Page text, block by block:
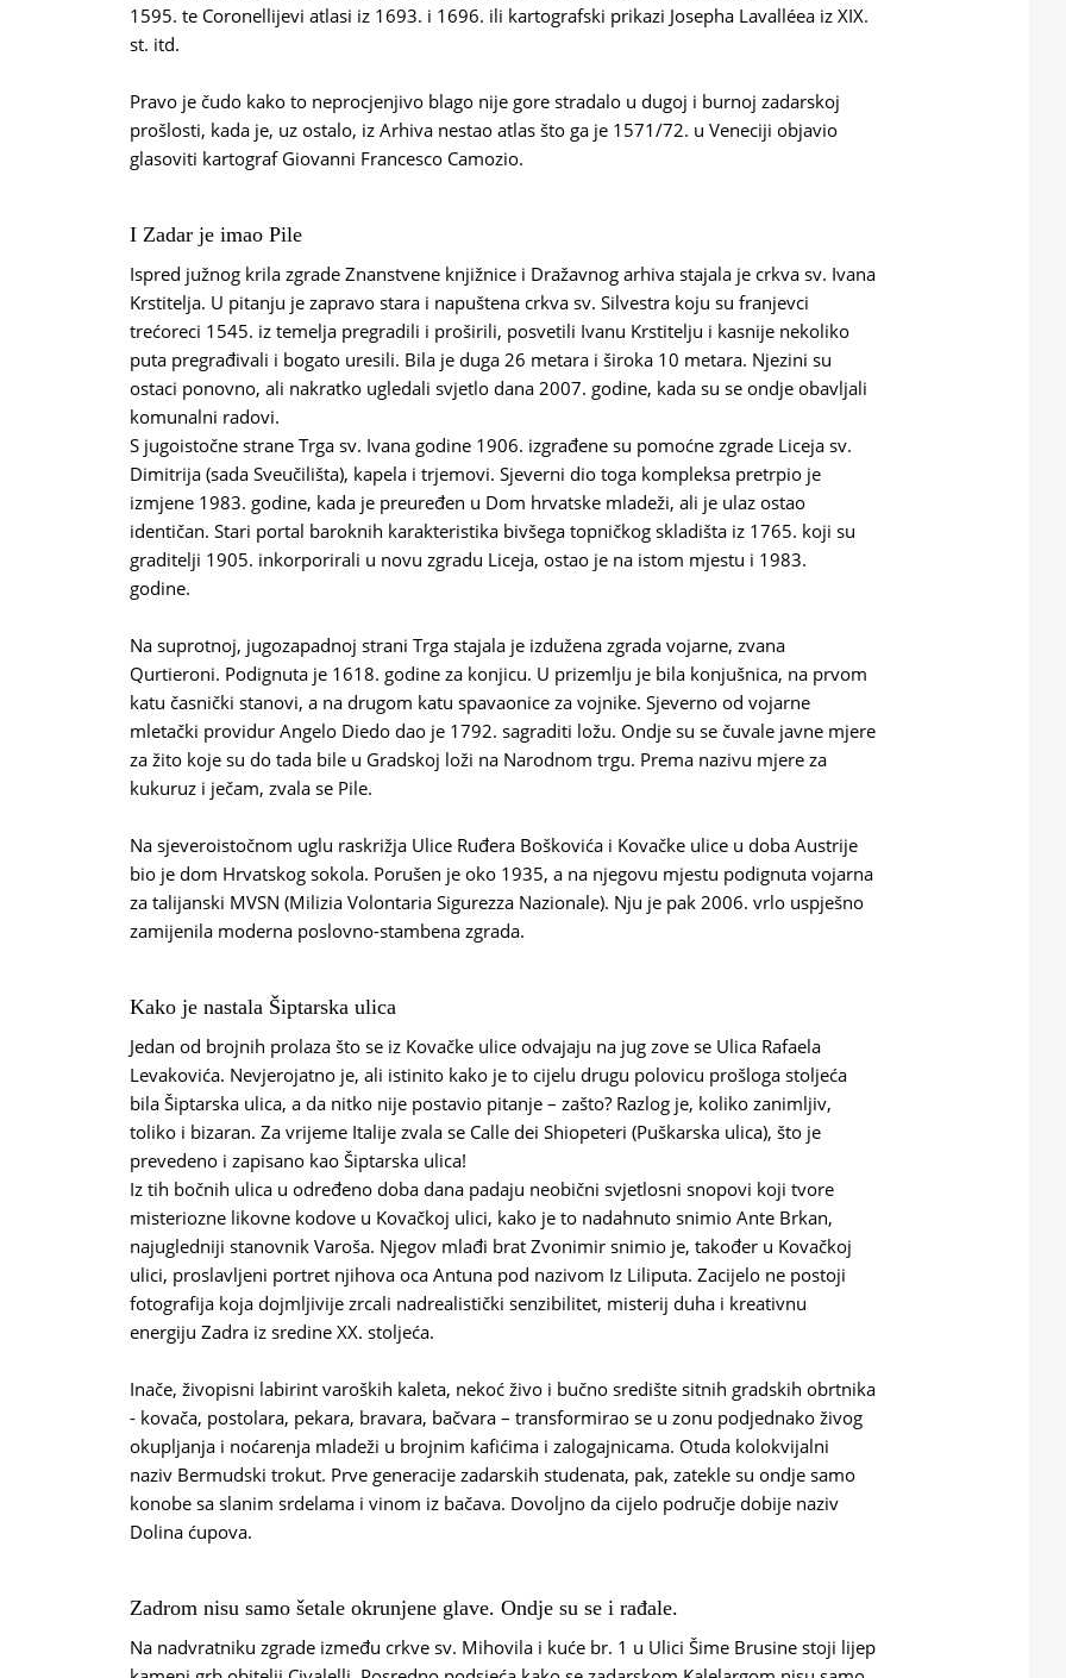
1595. te Coronellijevi atlasi iz 1693. i 1696. ili kartografski prikazi Josepha Lavalléea iz XIX.
st. itd.
Pravo je čudo kako to neprocjenjivo blago nije gore stradalo u dugoj i burnoj zadarskoj
prošlosti, kada je, uz ostalo, iz Arhiva nestao atlas što ga je 1571/72. u Veneciji objavio
glasoviti kartograf Giovanni Francesco Camozio.
I Zadar je imao Pile
Ispred južnog krila zgrade Znanstvene knjižnice i Dražavnog arhiva stajala je crkva sv. Ivana
Krstitelja. U pitanju je zapravo stara i napuštena crkva sv. Silvestra koju su franjevci
trećoreci 1545. iz temelja pregradili i proširili, posvetili Ivanu Krstitelju i kasnije nekoliko
puta pregrađivali i bogato uresili. Bila je duga 26 metara i široka 10 metara. Njezini su
ostaci ponovno, ali nakratko ugledali svjetlo dana 2007. godine, kada su se ondje obavljali
komunalni radovi.
S jugoistočne strane Trga sv. Ivana godine 1906. izgrađene su pomoćne zgrade Liceja sv.
Dimitrija (sada Sveučilišta), kapela i trjemovi. Sjeverni dio toga kompleksa pretrpio je
izmjene 1983. godine, kada je preuređen u Dom hrvatske mladeži, ali je ulaz ostao
identičan. Stari portal baroknih karakteristika bivšega topničkog skladišta iz 1765. koji su
graditelji 1905. inkorporirali u novu zgradu Liceja, ostao je na istom mjestu i 1983.
godine.
Na suprotnoj, jugozapadnoj strani Trga stajala je izdužena zgrada vojarne, zvana
Qurtieroni. Podignuta je 1618. godine za konjicu. U prizemlju je bila konjušnica, na prvom
katu časnički stanovi, a na drugom katu spavaonice za vojnike. Sjeverno od vojarne
mletački providur Angelo Diedo dao je 1792. sagraditi ložu. Ondje su se čuvale javne mjere
za žito koje su do tada bile u Gradskoj loži na Narodnom trgu. Prema nazivu mjere za
kukuruz i ječam, zvala se Pile.
Na sjeveroistočnom uglu raskrižja Ulice Ruđera Boškovića i Kovačke ulice u doba Austrije
bio je dom Hrvatskog sokola. Porušen je oko 1935, a na njegovu mjestu podignuta vojarna
za talijanski MVSN (Milizia Volontaria Sigurezza Nazionale). Nju je pak 2006. vrlo uspješno
zamijenila moderna poslovno-stambena zgrada.
Kako je nastala Šiptarska ulica
Jedan od brojnih prolaza što se iz Kovačke ulice odvajaju na jug zove se Ulica Rafaela
Levakovića. Nevjerojatno je, ali istinito kako je to cijelu drugu polovicu prošloga stoljeća
bila Šiptarska ulica, a da nitko nije postavio pitanje – zašto? Razlog je, koliko zanimljiv,
toliko i bizaran. Za vrijeme Italije zvala se Calle dei Shiopeteri (Puškarska ulica), što je
prevedeno i zapisano kao Šiptarska ulica!
Iz tih bočnih ulica u određeno doba dana padaju neobični svjetlosni snopovi koji tvore
misteriozne likovne kodove u Kovačkoj ulici, kako je to nadahnuto snimio Ante Brkan,
najugledniji stanovnik Varoša. Njegov mlađi brat Zvonimir snimio je, također u Kovačkoj
ulici, proslavljeni portret njihova oca Antuna pod nazivom Iz Liliputa. Zacijelo ne postoji
fotografija koja dojmljivije zrcali nadrealistički senzibilitet, misterij duha i kreativnu
energiju Zadra iz sredine XX. stoljeća.
Inače, živopisni labirint varoških kaleta, nekoć živo i bučno središte sitnih gradskih obrtnika
- kovača, postolara, pekara, bravara, bačvara – transformirao se u zonu podjednako živog
okupljanja i noćarenja mladeži u brojnim kafićima i zalogajnicama. Otuda kolokvijalni
naziv Bermudski trokut. Prve generacije zadarskih studenata, pak, zatekle su ondje samo
konobe sa slanim srdelama i vinom iz bačava. Dovoljno da cijelo područje dobije naziv
Dolina ćupova.
Zadrom nisu samo šetale okrunjene glave. Ondje su se i rađale.
Na nadvratniku zgrade između crkve sv. Mihovila i kuće br. 1 u Ulici Šime Brusine stoji lijep